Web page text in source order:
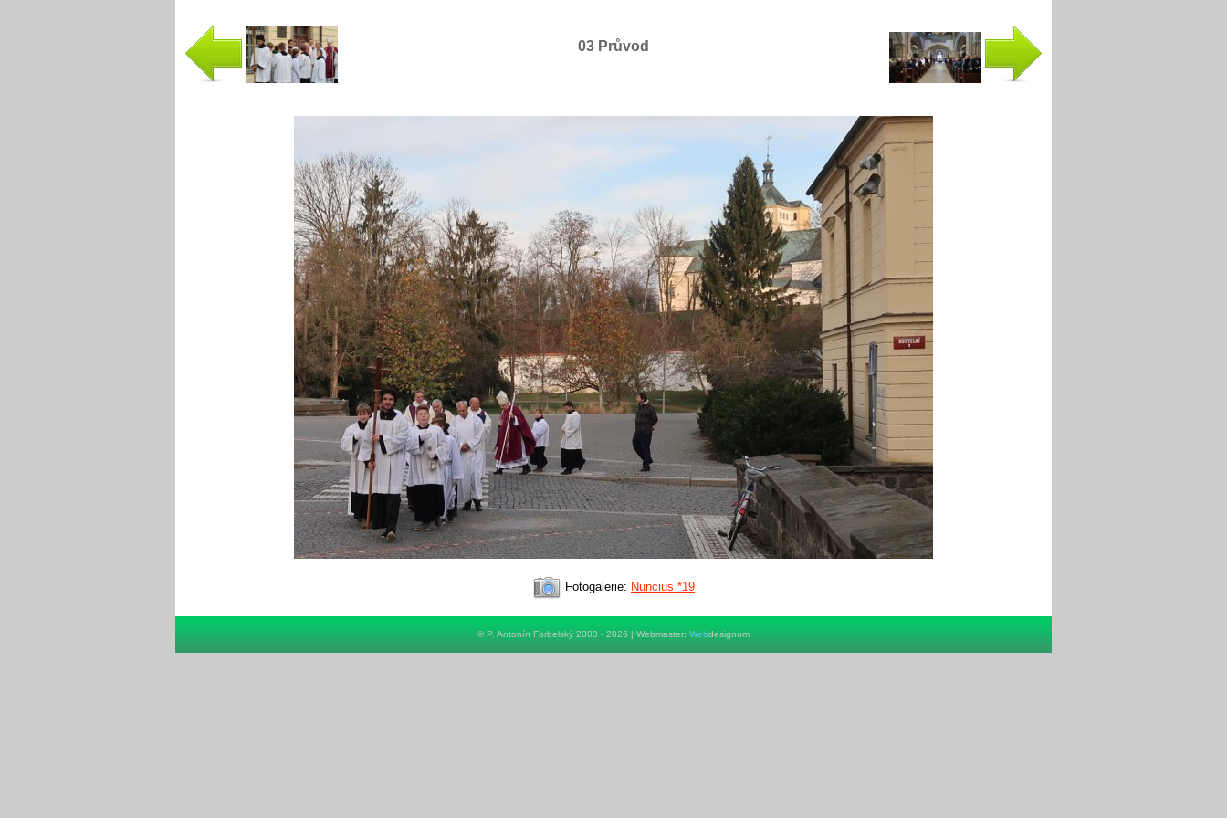
03 Průvod
Fotogalerie: Nuncius *19
© P. Antonín Forbelský 2003 - 2026 | Webmaster: Webdesignum